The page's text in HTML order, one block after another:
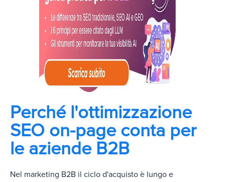
Perché l'ottimizzazione
SEO on-page conta per
le aziende B2B
Nel marketing B2B il ciclo d'acquisto è lungo e